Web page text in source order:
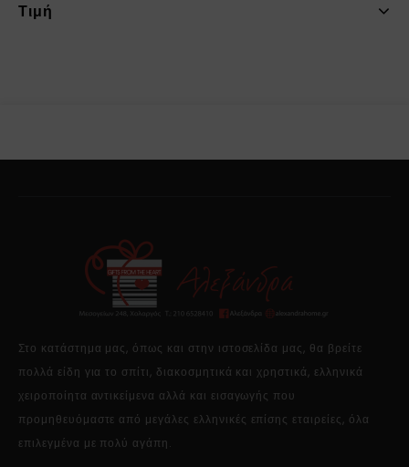
Τιμή
Στο κατάστημα μας, όπως και στην ιστοσελίδα μας, θα βρείτε
πολλά είδη για το σπίτι, διακοσμητικά και χρηστικά, ελληνικά
χειροποίητα αντικείμενα αλλά και εισαγωγής που
προμηθευόμαστε από μεγάλες ελληνικές επίσης εταιρείες, όλα
επιλεγμένα με πολύ αγάπη.